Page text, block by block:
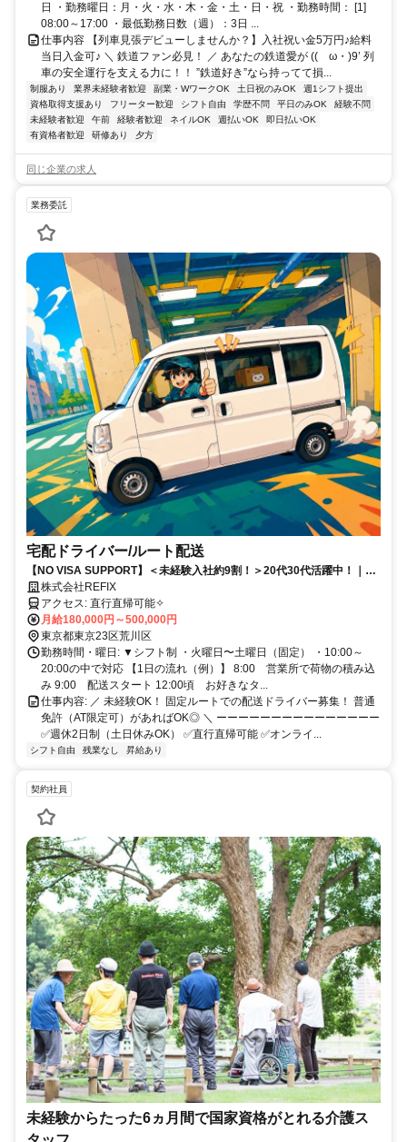
日 ・勤務曜日：月・火・水・木・金・土・日・祝 ・勤務時間： [1]
08:00～17:00 ・最低勤務日数（週）：3日 ...
仕事内容 【列車見張デビューしませんか？】入社祝い金5万円♪給料
当日入金可♪ ＼ 鉄道ファン必見！ ／ あなたの鉄道愛が ((ゝω・)9’ 列
車の安全運行を支える力に！！ ”鉄道好き”なら持ってて損...
制服あり 業界未経験者歓迎 副業・WワークOK 土日祝のみOK
週1シフト提出
資格取得支援あり
フリーター歓迎 シフト自由 学歴不問 平日のみOK
経験不問
未経験者歓迎
午前 経験者歓迎 ネイルOK 週払いOK
即日払いOK
有資格者歓迎
研修あり 夕方
同じ企業の求人
業務委託
宅配ドライバー/ルート配送
【NO VISA SUPPORT】＜未経験入社約9割！＞20代30代活躍中！｜月
収50万円以上も目指せる！｜直行直帰OK｜研修制度充実
株式会社REFIX
アクセス: 直行直帰可能✧
月給180,000円～500,000円
東京都東京23区荒川区
勤務時間・曜日: ▼シフト制 ・火曜日〜土曜日（固定） ・10:00～
20:00の中で対応 【1日の流れ（例）】 8:00 営業所で荷物の積み込
み 9:00 配送スタート 12:00頃 お好きなタ...
仕事内容: ／ 未経験OK！ 固定ルートでの配送ドライバー募集！ 普通
免許（AT限定可）があればOK◎ ＼ ーーーーーーーーーーーーーーー
✅週休2日制（土日休みOK） ✅直行直帰可能 ✅オンライ...
シフト自由 残業なし 昇給あり
契約社員
未経験からたった6ヵ月間で国家資格がとれる介護ス